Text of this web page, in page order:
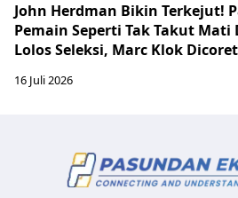
John Herdman Bikin Terkejut!
Pemain Seperti Tak Takut Mati
Lolos Seleksi, Marc Klok
16 Juli 2026